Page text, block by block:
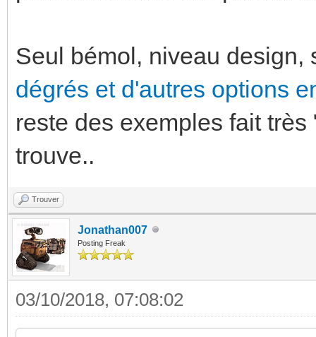
Seul bémol, niveau design,
dégrés et d'autres options
reste des exemples fait
trouve..
Trouver
Jonathan007
Posting Freak
03/10/2018, 07:08:02